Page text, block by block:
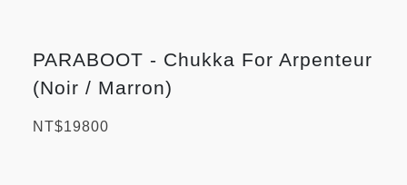
PARABOOT - Chukka For Arpenteur
(Noir / Marron)
NT$19800